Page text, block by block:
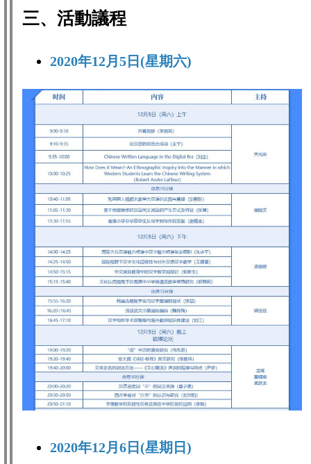
三、活動議程
2020年12月5日(星期六)
2020年12月6日(星期日)